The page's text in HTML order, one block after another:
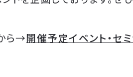
ら→開催予定イベント・セ